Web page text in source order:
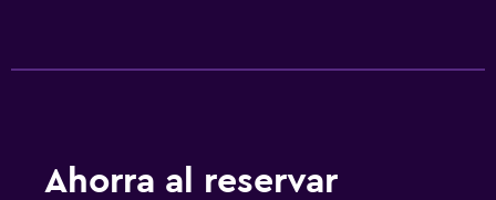
Ahorra al reservar